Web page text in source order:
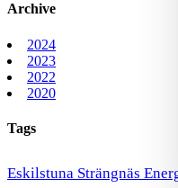
Archive
2024
2023
2022
2020
Tags
Eskilstuna Strängnäs